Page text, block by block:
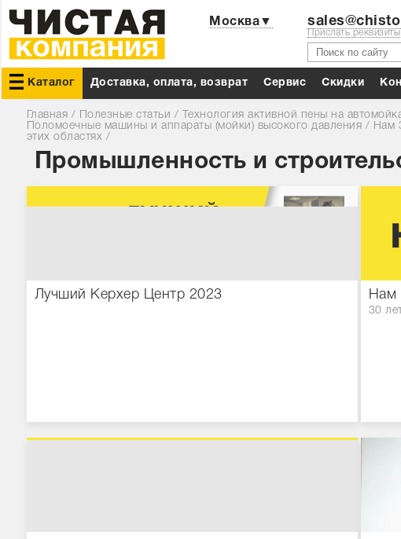
Главная / Полезные статьи / Технология активной пены на
Поломоечные машины и аппараты (мойки) высокого давления / Нам
этих областях /
Промышленность и
Лучший Керхер Центр 2023 Нам
30
Москва▼
Прислать реквизиты
Каталог Доставка, оплата, возврат Сервис Cкидки